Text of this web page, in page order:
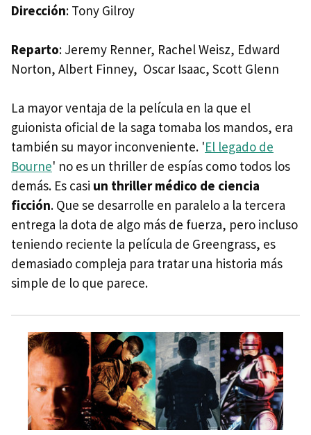
Dirección: Tony Gilroy
Reparto: Jeremy Renner, Rachel Weisz, Edward
Norton, Albert Finney, Oscar Isaac, Scott Glenn
La mayor ventaja de la película en la que el
guionista oficial de la saga tomaba los mandos, era
también su mayor inconveniente. 'El legado de
Bourne' no es un thriller de espías como todos los
demás. Es casi un thriller médico de ciencia
ficción. Que se desarrolle en paralelo a la tercera
entrega la dota de algo más de fuerza, pero incluso
teniendo reciente la película de Greengrass, es
demasiado compleja para tratar una historia más
simple de lo que parece.